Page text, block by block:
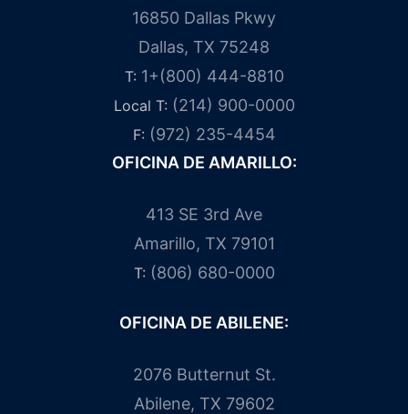
16850 Dallas Pkwy
Dallas, TX 75248
T: 1+(800) 444-8810
Local T: (214) 900-0000
F: (972) 235-4454
OFICINA DE AMARILLO:
413 SE 3rd Ave
Amarillo, TX 79101
T: (806) 680-0000
OFICINA DE ABILENE:
2076 Butternut St.
Abilene, TX 79602